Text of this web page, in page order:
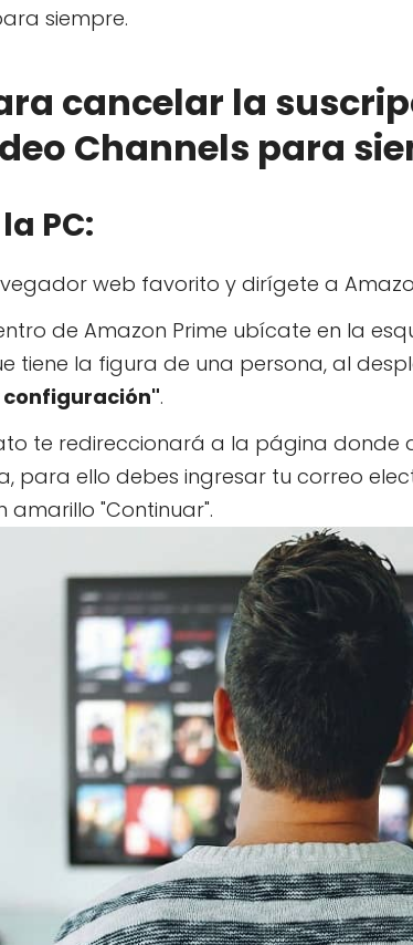
siempre.
cancelar la
Channels para
PC:
web favorito y dirígete a
de Amazon Prime ubícate en la
tiene la figura de una persona, al
configuración".
te redireccionará a la página donde
para ello debes ingresar tu correo
amarillo "Continuar".